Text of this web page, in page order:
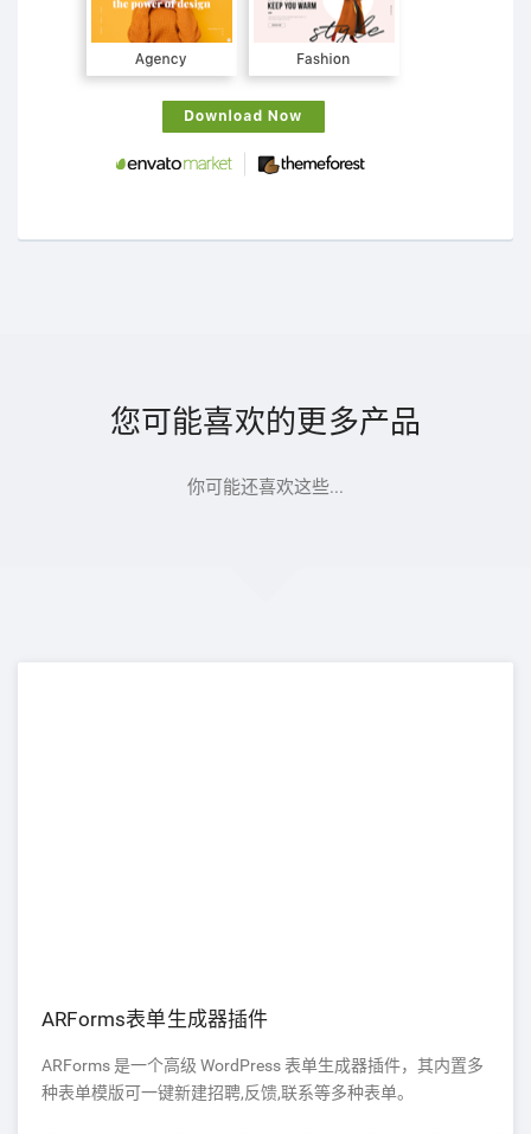
您可能喜欢的更多产品
你可能还喜欢这些...
ARForms表单生成器插件
ARForms 是一个高级 WordPress 表单生成器插件，其内置多
种表单模版可一键新建招聘,反馈,联系等多种表单。